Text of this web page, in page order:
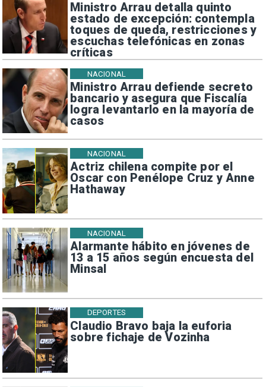
Ministro Arrau detalla quinto
estado de excepción: contempla
toques de queda, restricciones y
escuchas telefónicas en zonas
críticas
Ministro Arrau defiende secreto
bancario y asegura que Fiscalía
logra levantarlo en la mayoría de
casos
NACIONAL
Actriz chilena compite por el
Oscar con Penélope Cruz y Anne
Hathaway
NACIONAL
Alarmante hábito en jóvenes de
13 a 15 años según encuesta del
Minsal
NACIONAL
Claudio Bravo baja la euforia
sobre fichaje de Vozinha
DEPORTES